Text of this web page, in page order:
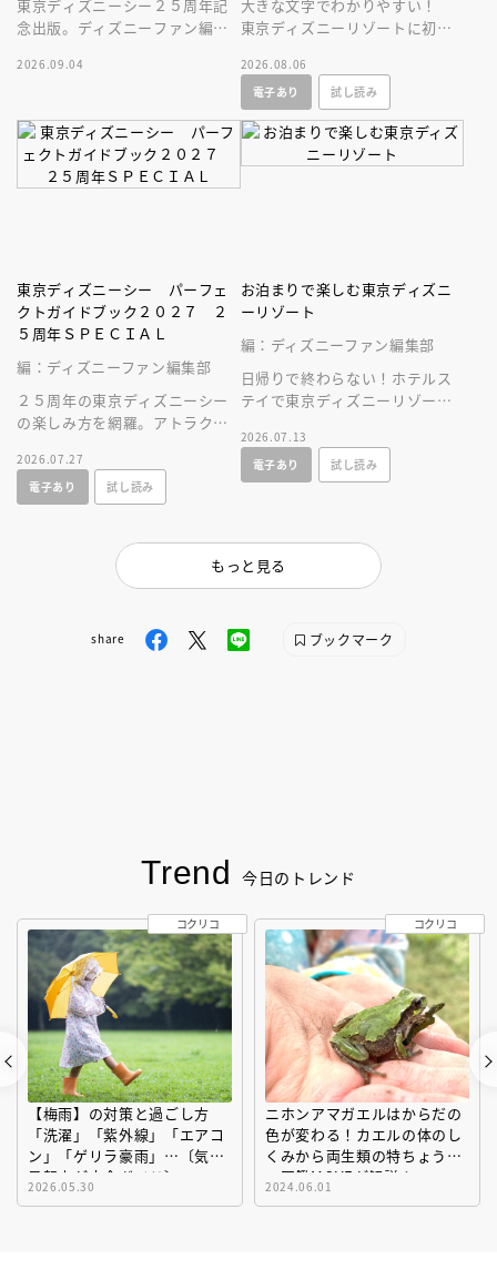
東京ディズニーシー２５周年記
念出版。ディズニーファン編集
したパークファン必見の２５年
2026.09.04
大きな文字でわかりやすい！
東京ディズニーリゾートに初め
人へ贈る、やさしいガイドブッ
ク。
2026.08.06
電子あり
試し読み
東京ディズニーシー パーフェ
クトガイドブック２０２７ ２
５周年ＳＰＥＣＩＡＬ
編：ディズニーファン編集部
２５周年の東京ディズニーシー
の楽しみ方を網羅。アトラクシ
ョップ情報に加え、使いやすい
マップつき！
2026.07.27
電子あり
試し読み
お泊まりで楽しむ東京ディズニ
ーリゾート
編：ディズニーファン編集部
日帰りで終わらない！ホテルス
テイで東京ディズニーリゾート
冊が新登場！
2026.07.13
電子あり
試し読み
もっと見る
share ブックマーク
Trend 今日のトレンド
ニホンアマガエルはからだの
色が変わる！カエルの体のし
くみから両生類の特ちょうま
で図鑑MOVEが解説！
2024.06.01
コクリコ
「台風・大雨の備え」子ども
と家族の命を守る事前対策を
「防災アドバイザー」が解説
2022.10.13
コクリコ